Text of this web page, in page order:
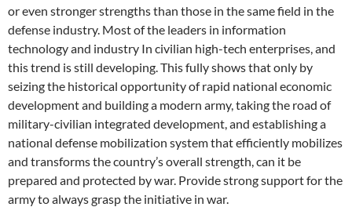
or even stronger strengths than those in the same field in the
defense industry. Most of the leaders in information
technology and industry In civilian high-tech enterprises, and
this trend is still developing. This fully shows that only by
seizing the historical opportunity of rapid national economic
development and building a modern army, taking the road of
military-civilian integrated development, and establishing a
national defense mobilization system that efficiently mobilizes
and transforms the country’s overall strength, can it be
prepared and protected by war. Provide strong support for the
army to always grasp the initiative in war.